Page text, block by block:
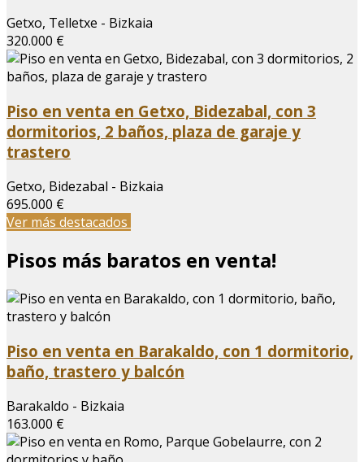
Getxo, Telletxe - Bizkaia
320.000 €
Piso en venta en Getxo, Bidezabal, con 3
dormitorios, 2 baños, plaza de garaje y
trastero
Getxo, Bidezabal - Bizkaia
695.000 €
Ver más destacados
Pisos más baratos en venta!
Piso en venta en Barakaldo, con 1 dormitorio,
baño, trastero y balcón
Barakaldo - Bizkaia
163.000 €